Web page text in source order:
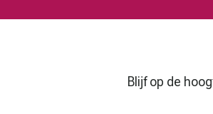
Blijf op de